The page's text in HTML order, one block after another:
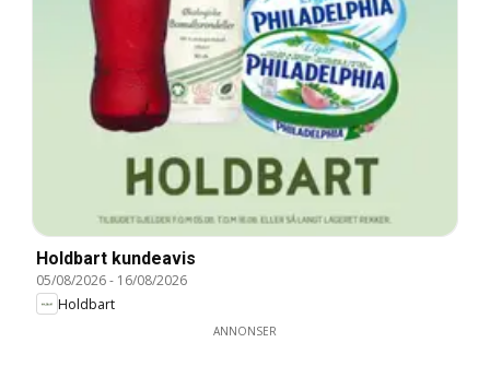
Holdbart kundeavis
05/08/2026- 16/08/2026
Holdbart
ANNONSER